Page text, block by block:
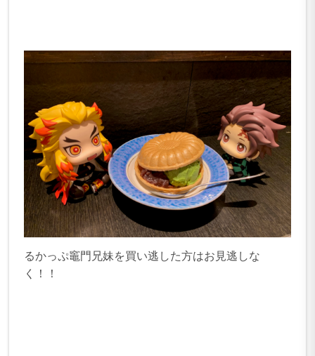
るかっぷ竈門兄妹を買い逃した方はお見逃しな
く！！